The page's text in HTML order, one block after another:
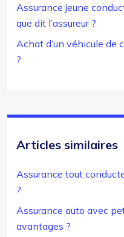
Assurance jeune
que dit l’assureur ?
Achat d’un véhicule de
?
Articles similaires
Assurance tout
?
Assurance auto avec
avantages ?